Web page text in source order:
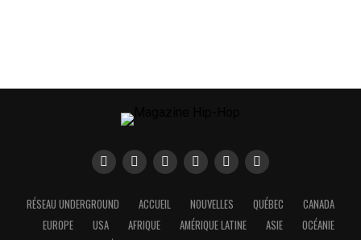
RÉSEAU UNDERGROUND ACCUEIL NOUVELLES QUÉBEC
CANADA
EUROPE
USA AFRIQUE AMÉRIQUE LATINE ASIE
OCÉANIE